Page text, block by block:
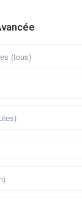
(tous)